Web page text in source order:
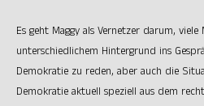
Es geht Maggy als Vernetzer darum, viele
unterschiedlichem Hintergrund ins
Demokratie zu reden, aber auch die
Demokratie aktuell speziell aus dem